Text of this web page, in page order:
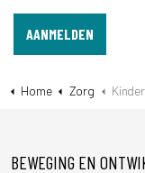
Home Zorg
BEWEGING EN
AANMELDEN